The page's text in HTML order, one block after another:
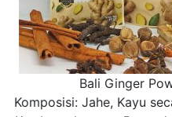
Bali Ginger
Komposisi: Jahe, Kayu